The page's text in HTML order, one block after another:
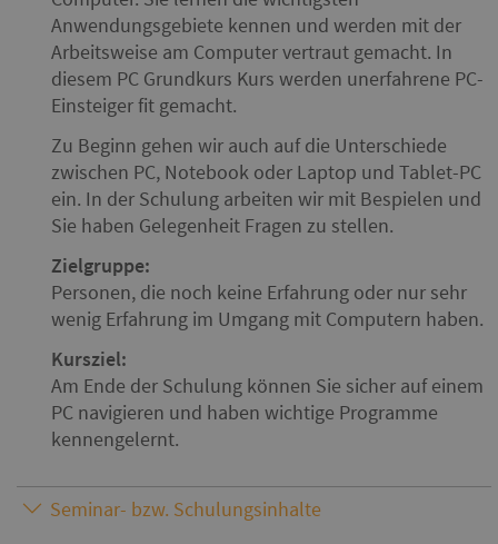
Anwendungsgebiete kennen und werden mit der
Arbeitsweise am Computer vertraut gemacht. In
diesem PC Grundkurs Kurs werden unerfahrene PC-
Einsteiger fit gemacht.
Zu Beginn gehen wir auch auf die Unterschiede
zwischen PC, Notebook oder Laptop und Tablet-PC
ein. In der Schulung arbeiten wir mit Bespielen und
Sie haben Gelegenheit Fragen zu stellen.
Zielgruppe:
Personen, die noch keine Erfahrung oder nur sehr
wenig Erfahrung im Umgang mit Computern haben.
Kursziel:
Am Ende der Schulung können Sie sicher auf einem
PC navigieren und haben wichtige Programme
kennengelernt.
Seminar- bzw. Schulungsinhalte